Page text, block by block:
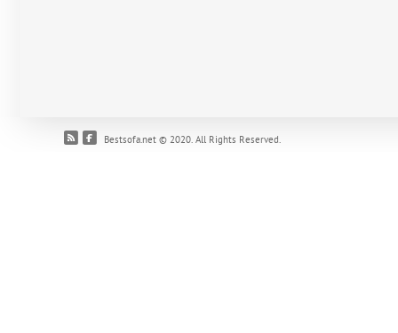
Bestsofa.net © 2020. All Rights Reserved.